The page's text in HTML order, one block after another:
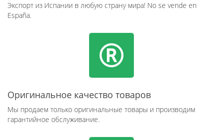
Экспорт из Испании в любую страну мира! No se vende en
España.
Оригинальное качество товаров
Мы продаем только оригинальные товары и производим
гарантийное обслуживание.